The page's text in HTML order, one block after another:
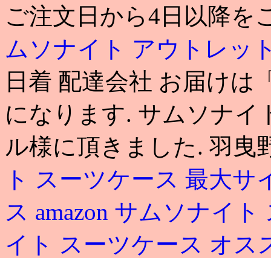
ご注文日から4日以降を
ムソナイト アウトレッ
日着 配達会社 お届けは
になります. サムソナイ
ル様に頂きました. 羽曳
ト スーツケース 最大サ
ス amazon サムソナイト
イト スーツケース オス